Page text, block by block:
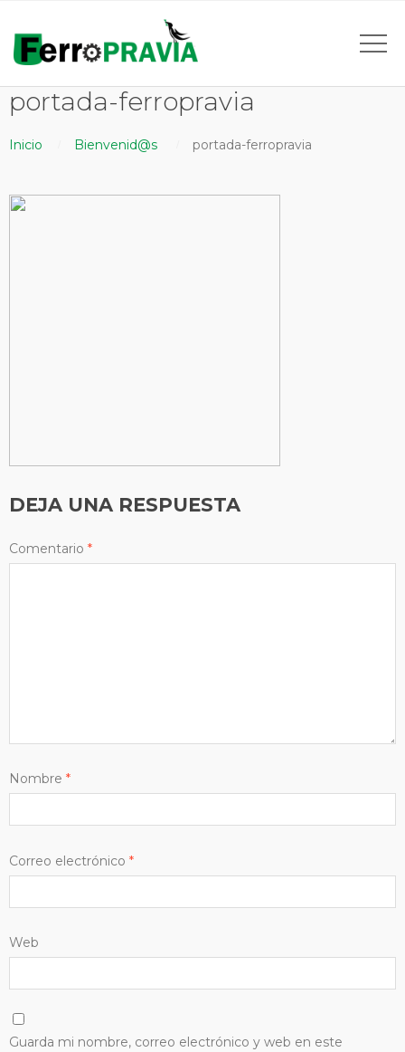
portada-ferropravia
Inicio Bienvenid@s portada-ferropravia
DEJA UNA RESPUESTA
Comentario *
Nombre *
Correo electrónico *
Web
Guarda mi nombre, correo electrónico y web en este